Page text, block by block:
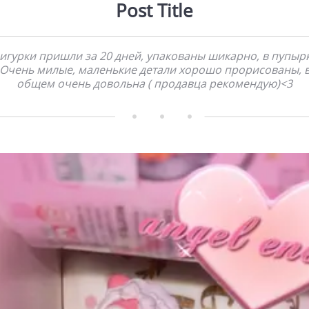
Post Title
пришли за 20 дней, упакованы шикарно, в
милые, маленькие детали хорошо прорисованы,
общем очень довольна ( продавца рекомендую)<3